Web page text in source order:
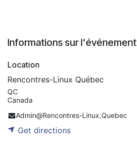
Informations sur l'événement
Location
Rencontres-Linux Québec
QC
Canada
Admin@Rencontres-Linux.Quebec
Get directions